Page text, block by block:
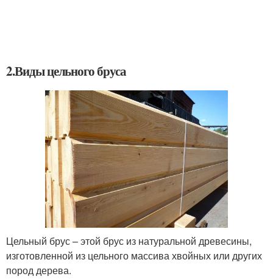
2.Виды цельного бруса
Цельный брус – этой брус из натуральной древесины,
изготовленной из цельного массива хвойных или других
пород дерева.